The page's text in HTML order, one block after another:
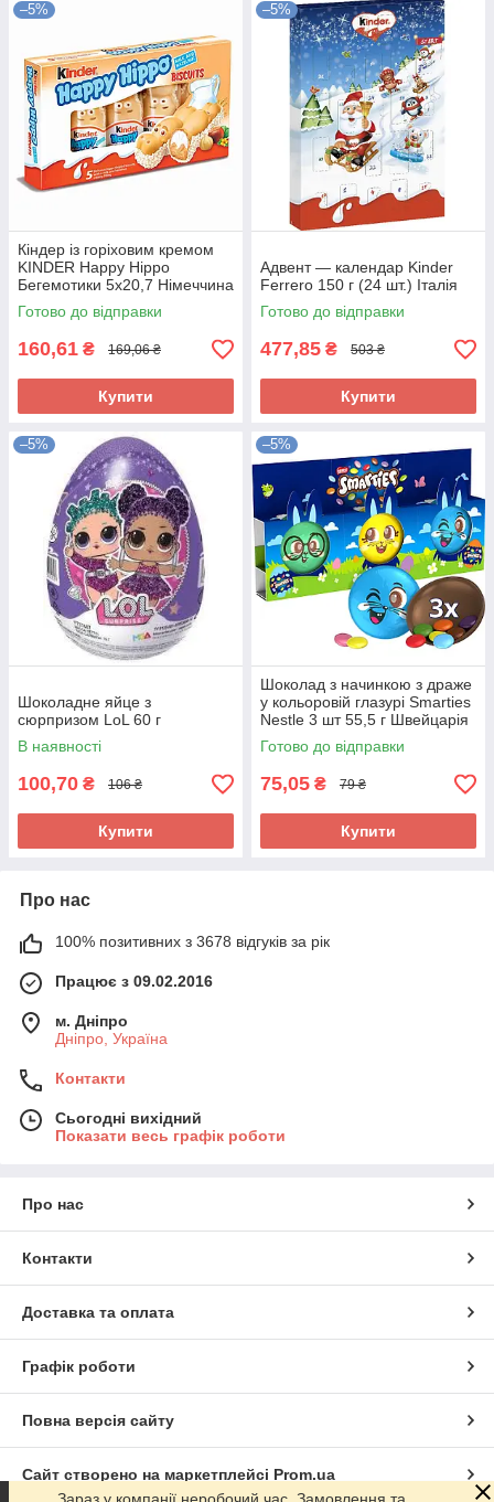
–5%
Кіндер із горіховим кремом
KINDER Happy Hippo
Бегемотики 5х20,7 Німеччина
Готово до відправки
160,61 ₴ 169,06 ₴
Купити
–5%
Адвент — календар Kinder
Ferrero 150 г (24 шт.) Італія
Готово до відправки
477,85 ₴ 503 ₴
Купити
–5%
Шоколадне яйце з
сюрпризом LoL 60 г
В наявності
100,70 ₴ 106 ₴
Купити
–5%
Шоколад з начинкою з драже
у кольоровій глазурі Smarties
Nestle 3 шт 55,5 г Швейцарія
Готово до відправки
75,05 ₴ 79 ₴
Купити
Про нас
100% позитивних з 3678 відгуків за рік
Працює з 09.02.2016
м. Дніпро
Дніпро, Україна
Контакти
Сьогодні вихідний
Показати весь графік роботи
Про нас
Контакти
Доставка та оплата
Графік роботи
Повна версія сайту
Сайт створено на маркетплейсі Prom.ua